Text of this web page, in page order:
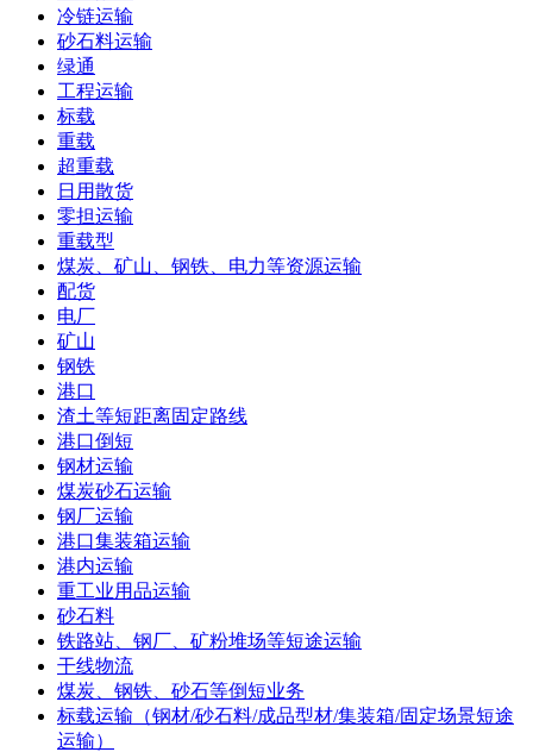
冷链运输
砂石料运输
绿通
工程运输
标载
重载
超重载
日用散货
零担运输
重载型
煤炭、矿山、钢铁、电力等资源运输
配货
电厂
矿山
钢铁
港口
渣土等短距离固定路线
港口倒短
钢材运输
煤炭砂石运输
钢厂运输
港口集装箱运输
港内运输
重工业用品运输
砂石料
铁路站、钢厂、矿粉堆场等短途运输
干线物流
煤炭、钢铁、砂石等倒短业务
标载运输（钢材/砂石料/成品型材/集装箱/固定场景短途
运输）